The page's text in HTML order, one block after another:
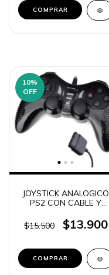
10%
OFF
JOYSTICK ANALOGICO
PS2 CON CABLE Y
NM-SPEED
$15.500 $13.900